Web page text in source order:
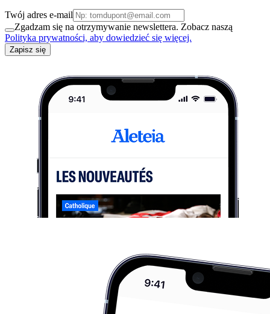
Twój adres e-mail
Zgadzam się na otrzymywanie newslettera. Zobacz naszą
Polityka prywatności, aby dowiedzieć się więcej.
Zapisz się